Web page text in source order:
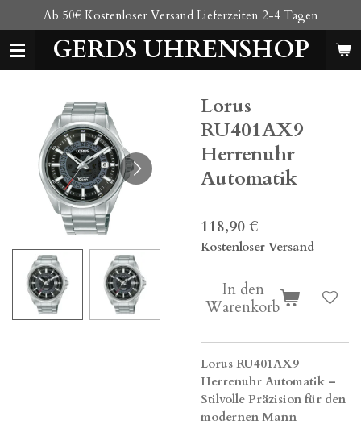
Hauptinhalt
springenGERDS UHRENSHOP
Ab 50€ Kostenloser Versand Lieferzeiten 2-4 Tagen
Lorus
RU401AX9
Herrenuhr
Automatik
118,90 €
Kostenloser Versand
In den
Warenkorb
Lorus RU401AX9
Herrenuhr Automatik –
Stilvolle Präzision für den
modernen Mann